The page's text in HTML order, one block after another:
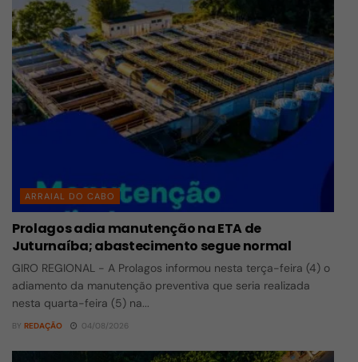
ARRAIAL DO CABO
Prolagos adia manutenção na ETA de
Juturnaíba; abastecimento segue normal
GIRO REGIONAL - A Prolagos informou nesta terça-feira (4) o
adiamento da manutenção preventiva que seria realizada
nesta quarta-feira (5) na...
BY REDAÇÃO 04/08/2026